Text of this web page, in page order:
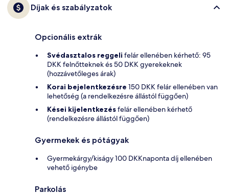
Díjak és szabályzatok
Opcionális extrák
Svédasztalos reggeli felár ellenében kérhető: 95
DKK felnőtteknek és 50 DKK gyerekeknek
(hozzávetőleges árak)
Korai bejelentkezésre 150 DKK felár ellenében van
lehetőség (a rendelkezésre állástól függően)
Kései kijelentkezésfelár ellenében kérhető
(rendelkezésre állástól függően)
Gyermekek és pótágyak
Gyermekárgy/kiságy 100 DKKnaponta díj ellenében
vehető igénybe
Parkolás